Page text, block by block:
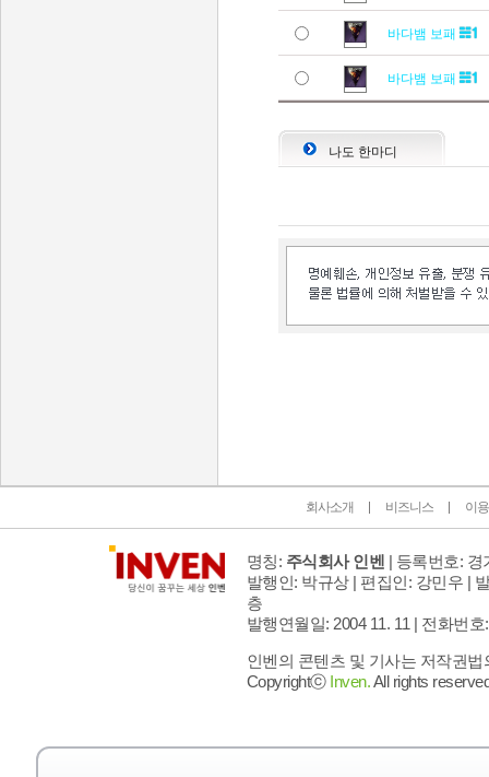
바다뱀 보패
바다뱀 보패
나도 한마디
회사소개 비즈니스 이
명칭: 주식회사 인벤 | 등록번호: 경
발행인: 박규상 | 편집인: 강민우 |
층
발행연월일: 2004 11. 11 | 전화번호
인벤의 콘텐츠 및 기사는 저작권
Copyrightⓒ Inven.All rights